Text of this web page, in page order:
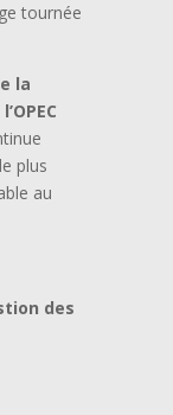
tournée
la
l’OPEC
plus
au
des